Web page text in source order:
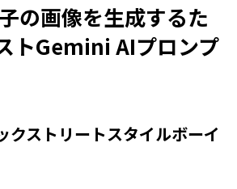
の画像を生成するた
トGemini AIプロンプ
クストリートスタイルボーイ